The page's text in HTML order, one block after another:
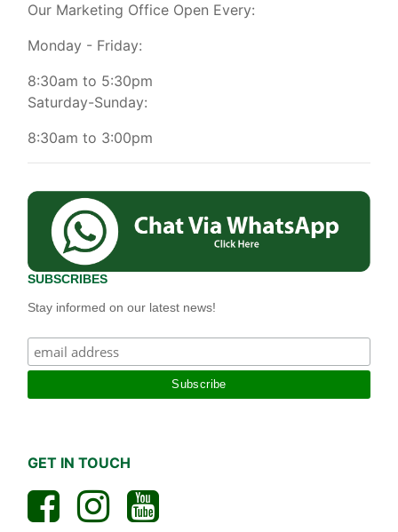
Our Marketing Office Open Every:
Monday - Friday:
8:30am to 5:30pm
Saturday-Sunday:
8:30am to 3:00pm
SUBSCRIBES
Stay informed on our latest news!
GET IN TOUCH